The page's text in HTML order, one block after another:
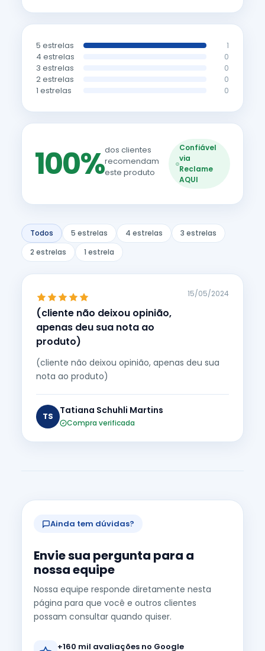
5 estrelas 1
4 estrelas 0
3 estrelas 0
2 estrelas 0
1 estrelas 0
100%dos clientes
recomendam
este produto
Confiável
via
Reclame
AQUI
Todos 5 estrelas 4 estrelas
3 estrelas
2 estrelas
1 estrela
(cliente não deixou opinião,
apenas deu sua nota ao
produto)
15/05/2024
(cliente não deixou opinião, apenas deu sua
nota ao produto)
TS
Tatiana Schuhli Martins
Compra verificada
Ainda tem dúvidas?
Envie sua pergunta para a
nossa equipe
Nossa equipe responde diretamente nesta
página para que você e outros clientes
possam consultar quando quiser.
+160 mil avaliações no Google